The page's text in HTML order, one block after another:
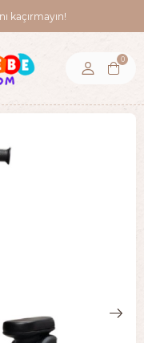
kaçırmayın!
0